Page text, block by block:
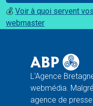
💰 Voir à quoi servent
webmaster
L'Agence
webmédia.
agence de